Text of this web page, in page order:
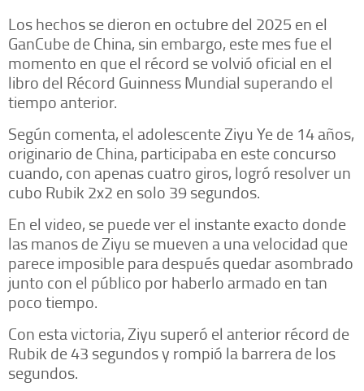
Los hechos se dieron en octubre del 2025 en el
GanCube de China, sin embargo, este mes fue el
momento en que el récord se volvió oficial en el
libro del Récord Guinness Mundial superando el
tiempo anterior.
Según comenta, el adolescente Ziyu Ye de 14 años,
originario de China, participaba en este concurso
cuando, con apenas cuatro giros, logró resolver un
cubo Rubik 2x2 en solo 39 segundos.
En el video, se puede ver el instante exacto donde
las manos de Ziyu se mueven a una velocidad que
parece imposible para después quedar asombrado
junto con el público por haberlo armado en tan
poco tiempo.
Con esta victoria, Ziyu superó el anterior récord de
Rubik de 43 segundos y rompió la barrera de los
segundos.